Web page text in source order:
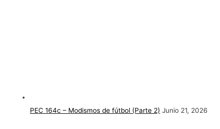
PEC 164c – Modismos de fútbol (Parte 2) Junio 21, 2026